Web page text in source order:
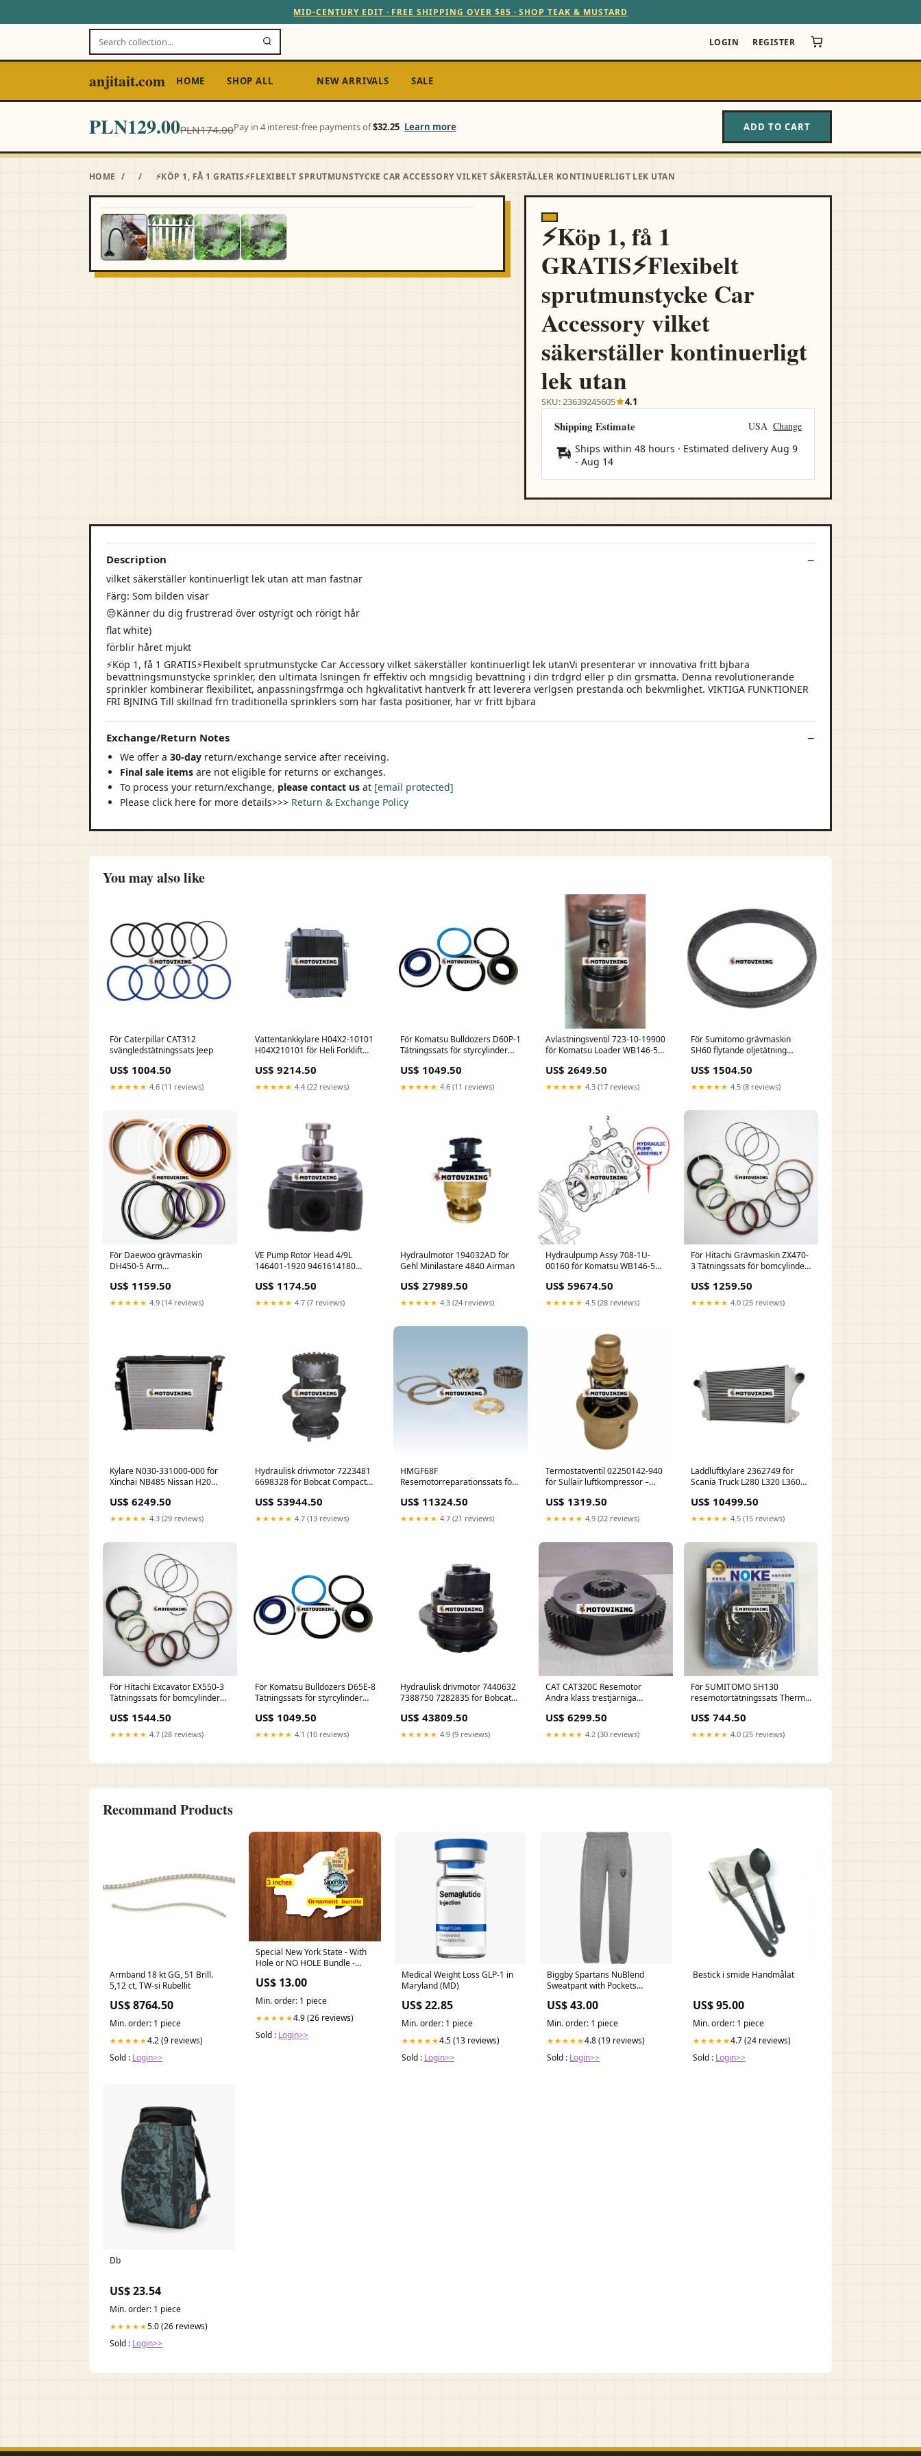
MID-CENTURY EDIT · FREE SHIPPING OVER $85 · SHOP TEAK & MUSTARD
LOGIN REGISTER
anjitait.com HOME SHOP ALL NEW ARRIVALS SALE
PLN129.00PLN174.00Pay in 4 interest-free payments of$32.25 Learn more ADD TO CART
HOME / / ⚡KÖP 1, FÅ 1 GRATIS⚡FLEXIBELT SPRUTMUNSTYCKE CAR ACCESSORY VILKET SÄKERSTÄLLER KONTINUERLIGT LEK UTAN
⚡Köp 1, få 1
GRATIS⚡Flexibelt
sprutmunstycke Car
Accessory vilket
säkerställer kontinuerligt
lek utan
SKU: 23639245605 4.1
Shipping Estimate USA Change
Ships within 48 hours · Estimated deliveryAug 9
-Aug 14
Description
vilket säkerställer kontinuerligt lek utan att man fastnar
Färg: Som bilden visar
😔Känner du dig frustrerad över ostyrigt och rörigt hår
flat white)
förblir håret mjukt
⚡Köp 1, få 1 GRATIS⚡Flexibelt sprutmunstycke Car Accessory vilket säkerställer kontinuerligt lek utanVi presenterar vr innovativa fritt bjbara
bevattningsmunstycke sprinkler, den ultimata lsningen fr effektiv och mngsidig bevattning i din trdgrd eller p din grsmatta. Denna revolutionerande
sprinkler kombinerar flexibilitet, anpassningsfrmga och hgkvalitativt hantverk fr att leverera verlgsen prestanda och bekvmlighet. VIKTIGA FUNKTIONER
FRI BJNING Till skillnad frn traditionella sprinklers som har fasta positioner, har vr fritt bjbara
Exchange/Return Notes
We offer a 30-day return/exchange service after receiving.
Final sale items are not eligible for returns or exchanges.
To process your return/exchange, please contact us at [email protected]
Please click here for more details>>> Return & Exchange Policy
You may also like
För Caterpillar CAT312
svängledstätningssats Jeep
US$ 1004.50
★★★★★ 4.6 (11 reviews)
Vattentankkylare H04X2-10101
H04X210101 för Heli Forklift
bränslebehållare Water Pump
US$ 9214.50
★★★★★ 4.4 (22 reviews)
För Komatsu Bulldozers D60P-1
Tätningssats för styrcylinder
US$ 1049.50
★★★★★ 4.6 (11 reviews)
Avlastningsventil 723-10-19900
för Komatsu Loader WB146-5
WB93S-5 WB97S-5 JOHN
DEERE
US$ 2649.50
★★★★★ 4.3 (17 reviews)
För Sumitomo grävmaskin
SH60 flytande oljetätning
US$ 1504.50
★★★★★ 4.5 (8 reviews)
För Daewoo grävmaskin
DH450-5 Arm
Seal
US$ 1159.50
★★★★★ 4.9 (14 reviews)
VE Pump Rotor Head 4/9L
146401-1920 9461614180
C240 VOLVO
US$ 1174.50
★★★★★ 4.7 (7 reviews)
Hydraulmotor 194032AD för
Gehl Minilastare 4840 Airman
US$ 27989.50
★★★★★ 4.3 (24 reviews)
Hydraulpump Assy 708-1U-
00160 för Komatsu WB146-5
5E0 WB97S-5E0 Grävlastare
KOBELCO
US$ 59674.50
★★★★★ 4.5 (28 reviews)
För Hitachi Grävmaskin ZX470-
3 Tätningssats för bomcylinder
US$ 1259.50
★★★★★ 4.0 (25 reviews)
Kylare N030-331000-000 för
Xinchai NB485 Nissan H20
CPC10-18N RG26 RW20 Wiper
Motor
US$ 6249.50
★★★★★ 4.3 (29 reviews)
Hydraulisk drivmotor 7223481
6698328 för Bobcat Compact
T750 T770 T870 Intake &
exhaust valve
US$ 53944.50
★★★★★ 4.7 (13 reviews)
HMGF68F
Resemotorreparationssats för
ZX330-3 ZX330-5 ZX350-3
ZX360 ZX360-3G –
översynssats Radiator
US$ 11324.50
★★★★★ 4.7 (21 reviews)
Termostatventil 02250142-940
för Sullair luftkompressor –
AC-kompressor Massey
Ferguson
US$ 1319.50
★★★★★ 4.9 (22 reviews)
Laddluftkylare 2362749 för
Scania Truck L280 L320 L360
P280 P320 450 Cylinder Head
Cover
US$ 10499.50
★★★★★ 4.5 (15 reviews)
För Hitachi Excavator EX550-3
Tätningssats för bomcylinder
US$ 1544.50
★★★★★ 4.7 (28 reviews)
För Komatsu Bulldozers D65E-8
Tätningssats för styrcylinder
US$ 1049.50
★★★★★ 4.1 (10 reviews)
Hydraulisk drivmotor 7440632
7388750 7282835 för Bobcat
T870 Dana
US$ 43809.50
★★★★★ 4.9 (9 reviews)
CAT CAT320C Resemotor
Andra klass trestjärniga
US$ 6299.50
★★★★★ 4.2 (30 reviews)
För SUMITOMO SH130
resemotortätningssats Thermo
US$ 744.50
★★★★★ 4.0 (25 reviews)
Recommand Products
Armband 18 kt GG, 51 Brill.
5,12 ct, TW-si Rubellit
US$ 8764.50
Min. order: 1 piece
★★★★★4.2 (9 reviews)
Sold : Login>>
Special New York State - With
Hole or NO HOLE Bundle -
sublimation blank MDF Bundle
Deals
US$ 13.00
Min. order: 1 piece
★★★★★4.9 (26 reviews)
Sold : Login>>
Medical Weight Loss GLP-1 in
Maryland (MD)
US$ 22.85
Min. order: 1 piece
★★★★★4.5 (13 reviews)
Sold : Login>>
Biggby Spartans NuBlend
Sweatpant with Pockets
US$ 43.00
Min. order: 1 piece
★★★★★4.8 (19 reviews)
Sold : Login>>
Bestick i smide Handmålat
US$ 95.00
Min. order: 1 piece
★★★★★4.7 (24 reviews)
Sold : Login>>
Db
US$ 23.54
Min. order: 1 piece
★★★★★5.0 (26 reviews)
Sold : Login>>